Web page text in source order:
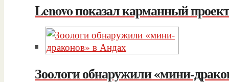
Lenovo показал карманный
Зоологи обнаружили «мини-